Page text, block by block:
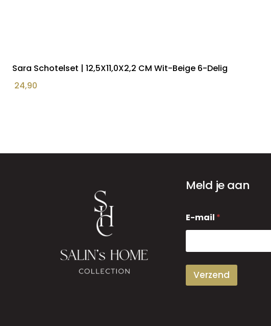
Sara Schotelset | 12,5X11,0X2,2 CM Wit-Beige 6-Delig
24,90
Meld je aan
-
m
i
E-mail *
Verzend